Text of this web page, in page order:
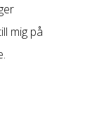
mig på
.